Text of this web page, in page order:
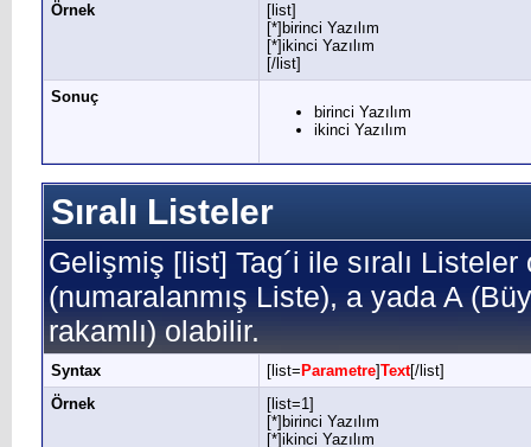
Örnek
[list]
[*]birinci Yazılım
[*]ikinci Yazılım
[/list]
Sonuç
birinci Yazılım
ikinci Yazılım
Sıralı Listeler
Gelişmiş [list] Tag´i ile sıralı
(numaralanmış Liste), a yada A
rakamlı) olabilir.
Syntax [list= Parametre]Text[/list]
Örnek
[list=1]
[*]birinci Yazılım
[*]ikinci Yazılım